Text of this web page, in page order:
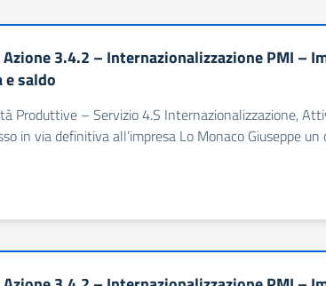
3.4.2 – Internazionalizzazione PMI –
saldo
Produttive – Servizio 4.S Internazionalizzazione,
in via definitiva all’impresa Lo Monaco Giuseppe